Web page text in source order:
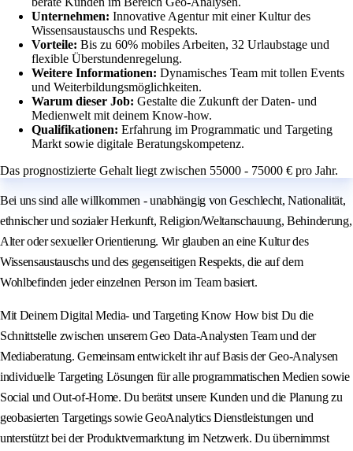
Unternehmen: Innovative Agentur mit einer Kultur des
Wissensaustauschs und Respekts.
Vorteile: Bis zu 60% mobiles Arbeiten, 32 Urlaubstage und
flexible Überstundenregelung.
Weitere Informationen: Dynamisches Team mit tollen Events
und Weiterbildungsmöglichkeiten.
Warum dieser Job: Gestalte die Zukunft der Daten- und
Medienwelt mit deinem Know-how.
Qualifikationen: Erfahrung im Programmatic und Targeting
Markt sowie digitale Beratungskompetenz.
Das prognostizierte Gehalt liegt zwischen 55000 - 75000 € pro Jahr.
Bei uns sind alle willkommen - unabhängig von Geschlecht, Nationalität,
ethnischer und sozialer Herkunft, Religion/Weltanschauung, Behinderung,
Alter oder sexueller Orientierung. Wir glauben an eine Kultur des
Wissensaustauschs und des gegenseitigen Respekts, die auf dem
Wohlbefinden jeder einzelnen Person im Team basiert.
Mit Deinem Digital Media- und Targeting Know How bist Du die
Schnittstelle zwischen unserem Geo Data-Analysten Team und der
Mediaberatung. Gemeinsam entwickelt ihr auf Basis der Geo-Analysen
individuelle Targeting Lösungen für alle programmatischen Medien sowie
Social und Out-of-Home. Du berätst unsere Kunden und die Planung zu
geobasierten Targetings sowie GeoAnalytics Dienstleistungen und
unterstützt bei der Produktvermarktung im Netzwerk. Du übernimmst